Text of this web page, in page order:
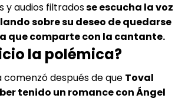
y audios filtradosse escucha la voz
sobre su deseo de quedarse
que comparte con la cantante.
la polémica?
comenzó después de que Toval
tenido un romance con Ángel